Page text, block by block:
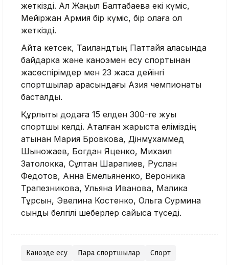
жеткізді. Ал Жаңыл Балтабаева екі күміс,
Мейіржан Армия бір күміс, бір қолаға қол
жеткізді.
Айта кетсек, Таиландтың Паттайя қаласында
байдарка және каноэмен есу спортынан
жасөспірімдер мен 23 жасқа дейінгі
спортшылар арасындағы Азия чемпионаты
басталды.
Құрлықтық додаға 15 елден 300-ге жуық
спортшы келді. Аталған жарыста еліміздің
атынан Мария Бровкова, Дінмұхаммед
Шынқожаев, Богдан Яценко, Михаил
Затолокка, Сұлтан Шарапиев, Руслан
Федотов, Анна Емельяненко, Вероника
Трапезникова, Ульяна Иванова, Малика
Тұрсын, Эвелина Костенко, Ольга Сурмина
сынды белгілі шеберлер сайысқа түседі.
Каноэде есу Пара спортшылар Спорт